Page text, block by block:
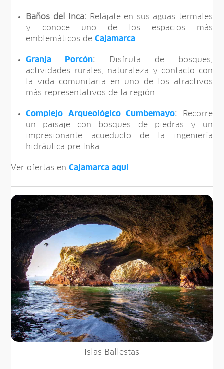
Baños del Inca: Relájate en sus aguas termales
y conoce uno de los espacios más
emblemáticos deCajamarca
Granja Porcón: Disfruta de bosques,
actividades rurales, naturaleza y contacto con
la vida comunitaria en uno de los atractivos
más representativos de la región.
Complejo Arqueológico Cumbemayo: Recorre
un paisaje con bosques de piedras y un
impresionante acueducto de la ingeniería
hidráulica pre Inka.
Ver ofertas enCajamarca aquí
Islas Ballestas